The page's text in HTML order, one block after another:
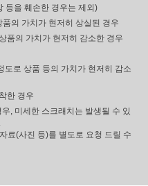
등을 훼손한 경우는 제외)
의 가치가 현저히 상실된 경우
품의 가치가 현저히 감소한 경우
도로 상품 등의 가치가 현저히 감소
한 경우
, 미세한 스크래치는 발생될 수 있
료(사진 등)를 별도로 요청 드릴 수